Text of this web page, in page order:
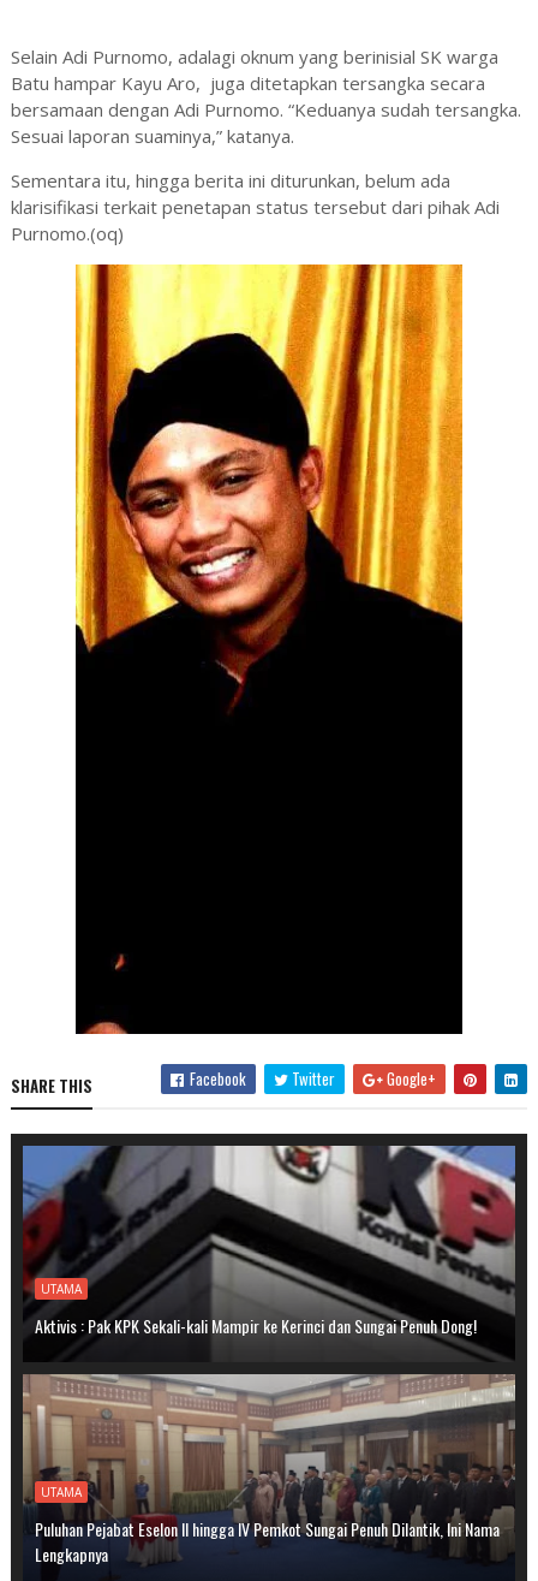
Selain Adi Purnomo, adalagi oknum yang berinisial SK warga
Batu hampar Kayu Aro, juga ditetapkan tersangka secara
bersamaan dengan Adi Purnomo. “Keduanya sudah tersangka.
Sesuai laporan suaminya,” katanya.
Sementara itu, hingga berita ini diturunkan, belum ada
klarisifikasi terkait penetapan status tersebut dari pihak Adi
Purnomo.(oq)
SHARE THIS Facebook Twitter Google+
UTAMA
Aktivis : Pak KPK Sekali-kali Mampir ke Kerinci dan Sungai Penuh Dong!
UTAMA
Puluhan Pejabat Eselon II hingga IV Pemkot Sungai Penuh Dilantik, Ini Nama
Lengkapnya